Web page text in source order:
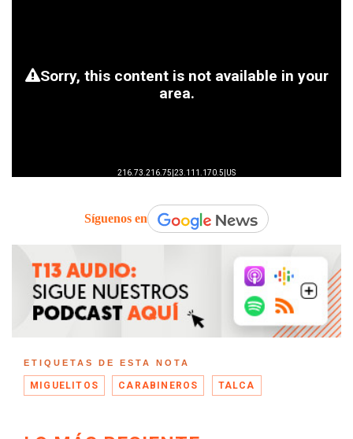
Síguenos en
ETIQUETAS DE ESTA NOTA
MIGUELITOS CARABINEROS TALCA